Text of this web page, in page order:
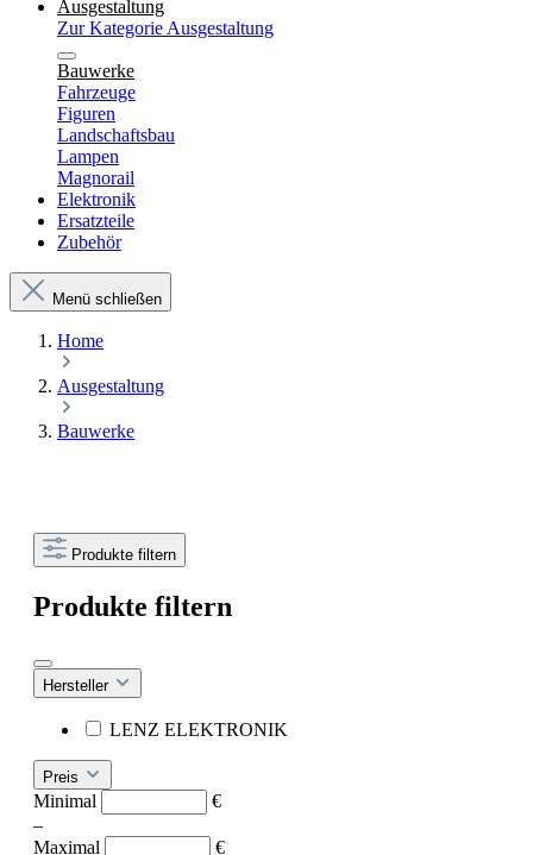
Ausgestaltung
Zur Kategorie Ausgestaltung
Bauwerke
Fahrzeuge
Figuren
Landschaftsbau
Lampen
Magnorail
Elektronik
Ersatzteile
Zubehör
Menü schließen
Home
Ausgestaltung
Bauwerke
Produkte filtern
Produkte filtern
Hersteller
LENZ ELEKTRONIK
Preis
Minimal
€
–
Maximal
€